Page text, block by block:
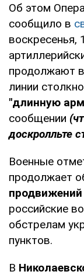
Об этом
сообщило в
воскресенья,
продолжают
линии
"длинную
сообщении
доскролльте
Военные
продолжает
продвижений
российские
обстрелам
пунктов.
В